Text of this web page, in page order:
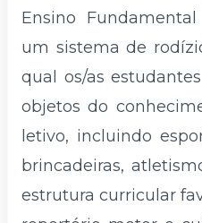
Ensino
um sistema de
qual os/as
objetos do
letivo, incluindo
brincadeiras,
estrutura curricular